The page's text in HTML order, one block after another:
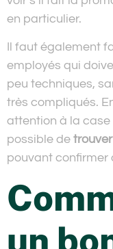
en particulier.
Il faut également
employés qui
peu techniques,
très compliqués.
attention à la
possible de
pouvant confirmer
un